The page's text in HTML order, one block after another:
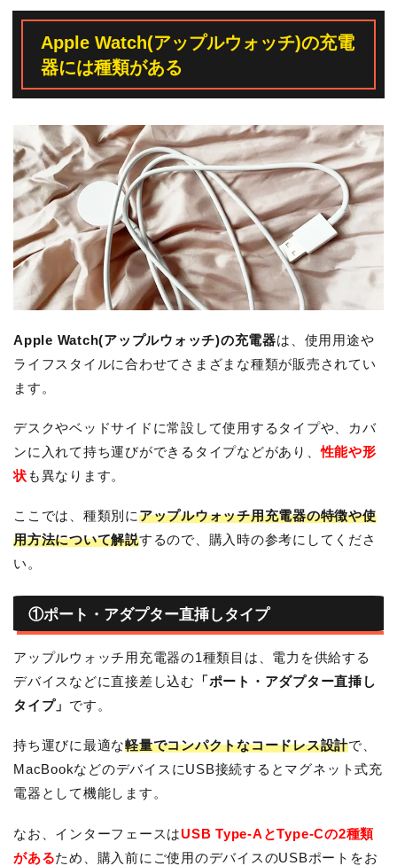
Apple Watch(アップルウォッチ)の充電
器には種類がある
Apple Watch(アップルウォッチ)の充電器は、使用用途や
ライフスタイルに合わせてさまざまな種類が販売されてい
ます。
デスクやベッドサイドに常設して使用するタイプや、カバ
ンに入れて持ち運びができるタイプなどがあり、性能や形
状も異なります。
ここでは、種類別にアップルウォッチ用充電器の特徴や使
用方法について解説するので、購入時の参考にしてくださ
い。
①ポート・アダプター直挿しタイプ
アップルウォッチ用充電器の1種類目は、電力を供給する
デバイスなどに直接差し込む
「ポート・アダプター直挿し
タイプ」 です。
持ち運びに最適な軽量でコンパクトなコードレス設計で、
MacBookなどのデバイスにUSB接続するとマグネット式充
電器として機能します。
なお、インターフェースはUSB Type-AとType-Cの2種類
があるため、購入前にご使用のデバイスのUSBポートをお